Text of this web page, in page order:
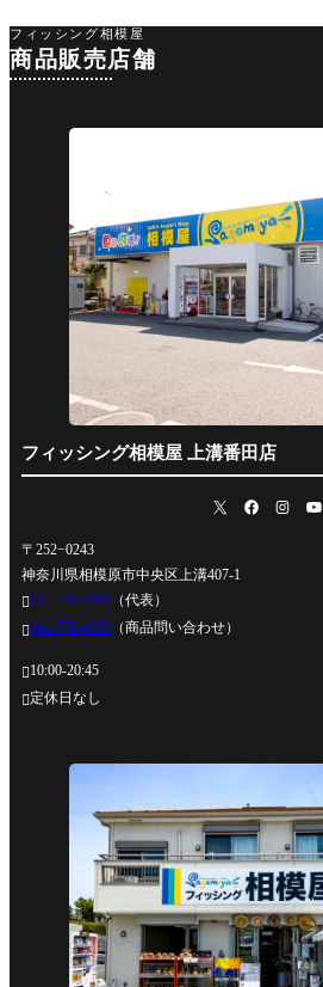
フィッシング相模屋
商品販売店舗
フィッシング相模屋 上溝番田店
〒252−0243
神奈川県相模原市中央区上溝407-1
042-778-4991
（代表）
042-778-4995 （商品問い合わせ）
10:00-20:45
定休日なし